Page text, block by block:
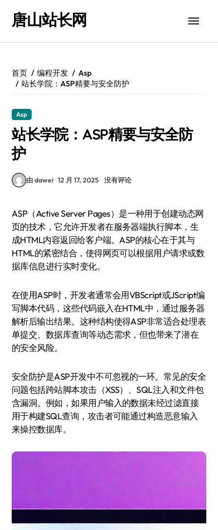
唐山站长网
首页 编程开发
Asp
站长学院：ASP精要与安全防护
Asp
站长学院：ASP精要与安全防
护
由 dawei 12 月 17, 2025 没有评论
ASP（Active Server Pages）是一种用于创建动态网
页的技术，它允许开发者在服务器端执行脚本，生
成HTML内容返回给客户端。ASP的核心在于其与
HTML的紧密结合，使得网页可以根据用户请求或数
据库信息进行实时变化。
在使用ASP时，开发者通常会用VBScript或JScript编
写脚本代码，这些代码嵌入在HTML中，通过服务器
解析后输出结果。这种结构使得ASP非常适合处理表
单提交、数据库查询等动态需求，但也带来了潜在
的安全风险。
安全防护是ASP开发中不可忽视的一环。常见的安全
问题包括跨站脚本攻击（XSS）、SQL注入和文件包
含漏洞。例如，如果用户输入的数据未经过滤直接
用于构建SQL查询，攻击者可能通过构造恶意输入
来操控数据库。